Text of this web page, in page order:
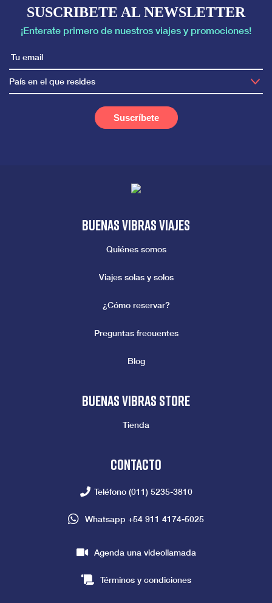
SUSCRIBETE AL NEWSLETTER
¡Enterate primero de nuestros viajes y promociones!
País en el que resides
Buenas vibras viajes
Quiénes somos
Viajes solas y solos
¿Cómo reservar?
Preguntas frecuentes
Blog
Buenas vibras store
Tienda
Contacto
Teléfono (011) 5235-3810
Whatsapp +54 911 4174-5025
Agenda una videollamada
Términos y condiciones